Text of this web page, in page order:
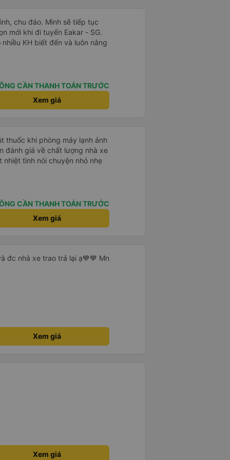
chu đáo. Mình sẽ tiếp tục
mới khi đi tuyến Eakar - SG.
KH biết đến và luôn nâng
CẦN THANH TOÁN TRƯỚC
Xem giá
thuốc khi phòng máy lạnh ảnh
tình nói chuyện nhỏ nhẹ
CẦN THANH TOÁN TRƯỚC
Xem giá
đc nhà xe trao trả lại ạ💙💙 Mn
Xem giá
Xem giá